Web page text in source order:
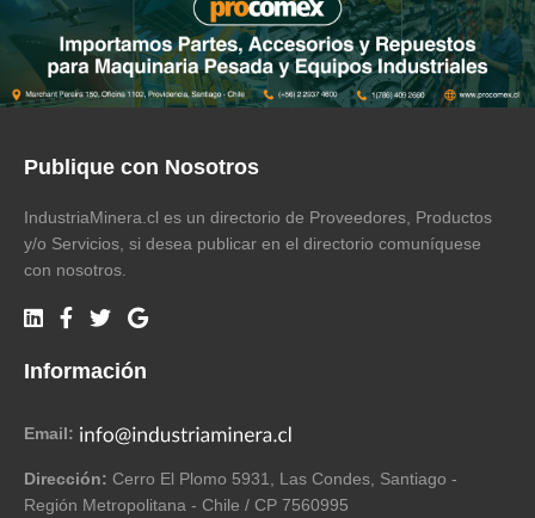
Publique con Nosotros
IndustriaMinera.cl es un directorio de Proveedores, Productos
y/o Servicios, si desea publicar en el directorio comuníquese
con nosotros.
Información
Email:
Dirección: Cerro El Plomo 5931, Las Condes, Santiago -
Región Metropolitana - Chile / CP 7560995